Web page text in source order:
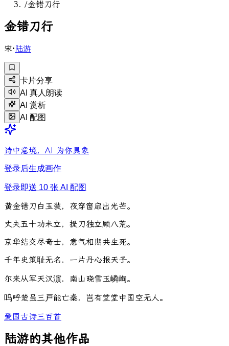
/金错刀行
金错刀行
宋·陆游
卡片分享
AI 真人朗读
AI 赏析
AI 配图
诗中意境，AI 为你具象
登录后生成画作
登录即送 10 张 AI 配图
黄金错刀 白 玉装， 夜穿窗扉出 光芒。
丈夫五十功未立， 提刀独立顾八荒。
京华结交尽奇士， 意气相期共生死。
千年史策耻无名 ， 一片丹心报天子。
尔来从军天汉濵， 南 山晓雪玉嶙峋。
呜呼楚 虽三 戸能亡秦， 岂有堂堂中 国 空无人。
爱国古诗三百首
陆游的其他作品